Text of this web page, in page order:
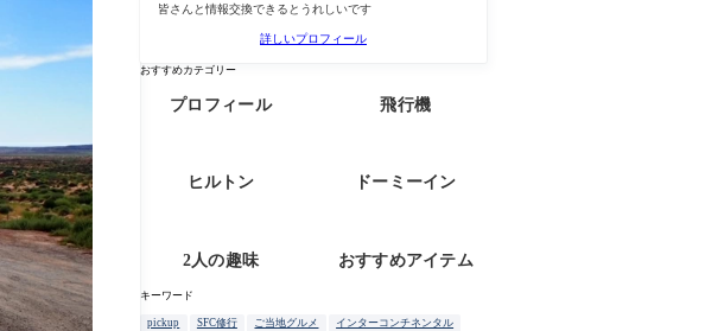
皆さんと情報交換できるとうれしいです
詳しいプロフィール
おすすめカテゴリー
プロフィール 飛行機
ヒルトン ドーミーイン
2人の趣味 おすすめアイテム
キーワード
pickup SFC修行 ご当地グルメ
インターコンチネンタル